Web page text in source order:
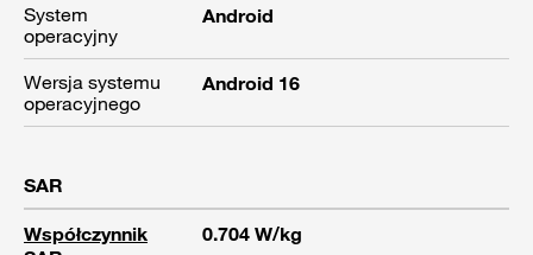
System
operacyjny
Android
Wersja systemu
operacyjnego
Android 16
SAR
Współczynnik
0.704 W/kg